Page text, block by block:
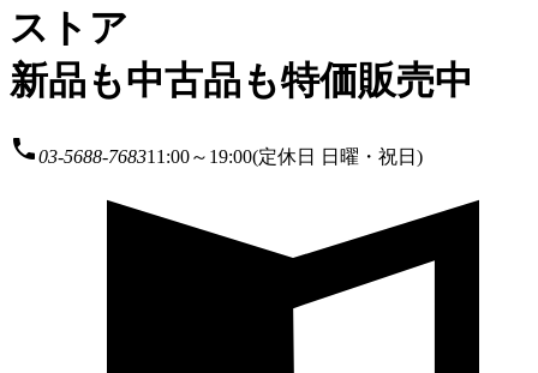
ストア
新品も中古品も特価販売中
local_phone03-5688-768311:00～19:00(定休日 日曜・祝日)